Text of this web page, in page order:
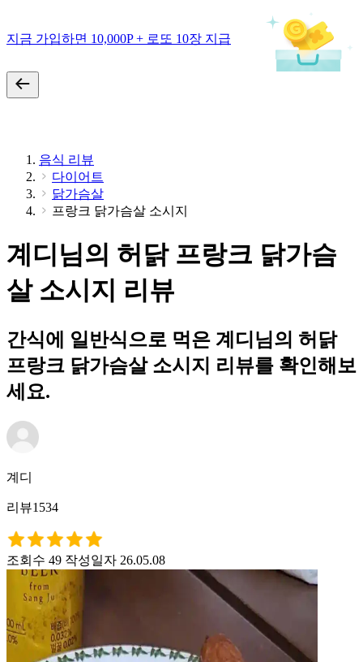
지금 가입하면 10,000P + 로또 10장 지급
음식 리뷰
다이어트
닭가슴살
프랑크 닭가슴살 소시지
계디님의 허닭 프랑크 닭가슴
살 소시지 리뷰
간식에 일반식으로 먹은 계디님의 허닭
프랑크 닭가슴살 소시지 리뷰를 확인해보
세요.
계디
리뷰1534
조회수 49 작성일자 26.05.08